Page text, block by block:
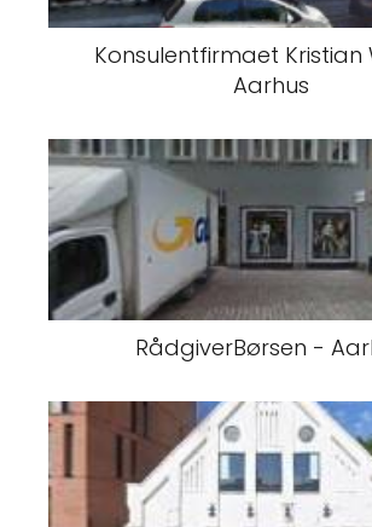
Konsulentfirmaet Kristian
Aarhus
RådgiverBørsen -